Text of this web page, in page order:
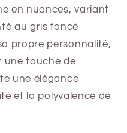
en nuances, variant
au gris foncé
propre personnalité,
une touche de
une élégance
et la polyvalence de